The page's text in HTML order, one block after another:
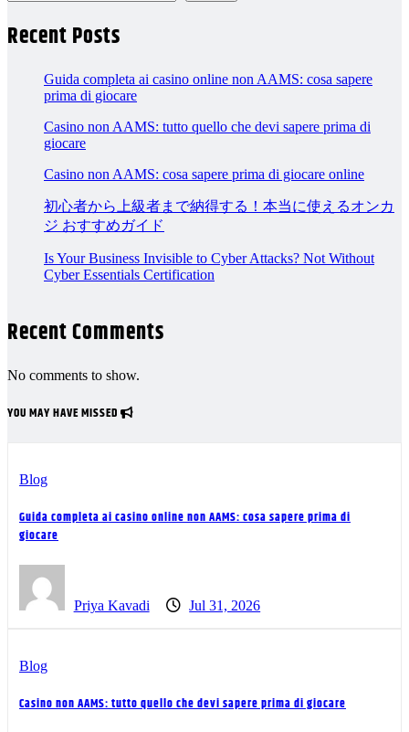
Recent Posts
Guida completa ai casino online non AAMS: cosa sapere
prima di giocare
Casino non AAMS: tutto quello che devi sapere prima di
giocare
Casino non AAMS: cosa sapere prima di giocare online
初心者から上級者まで納得する！本当に使えるオンカ
ジ おすすめガイド
Is Your Business Invisible to Cyber Attacks? Not Without
Cyber Essentials Certification
Recent Comments
No comments to show.
YOU MAY HAVE MISSED
Blog
Guida completa ai casino online non AAMS: cosa sapere prima di
giocare
Priya Kavadi Jul 31, 2026
Blog
Casino non AAMS: tutto quello che devi sapere prima di giocare